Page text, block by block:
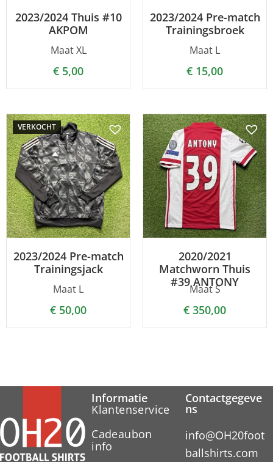
2023/2024 Thuis #10
AKPOM
Maat XL
€ 5,00
2023/2024 Pre-match
Trainingsbroek
Maat L
€ 15,00
VERKOCHT
2023/2024 Pre-match
Trainingsjack
Maat L
€ 50,00
2020/2021
Matchworn Thuis
#39 ANTONY
Maat S
€ 350,00
Informatie
Klantenservice
Cadeaubon
info
Contactgegeve
ns
info@OH20foot
ballshirts.com